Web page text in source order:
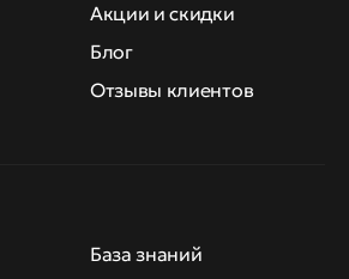
Акции и скидки
Блог
Отзывы клиентов
База знаний